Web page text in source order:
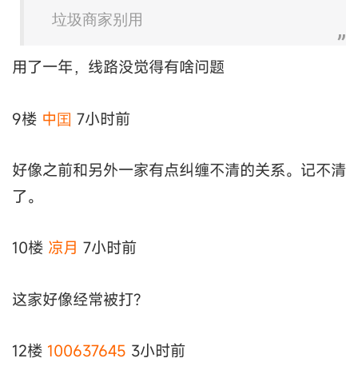
垃圾商家别用
用了一年，线路没觉得有啥问题
9楼 中囯 7小时前
好像之前和另外一家有点纠缠不清的关系。记不清
了。
10楼 凉月 7小时前
这家好像经常被打?
12楼 100637645 3小时前